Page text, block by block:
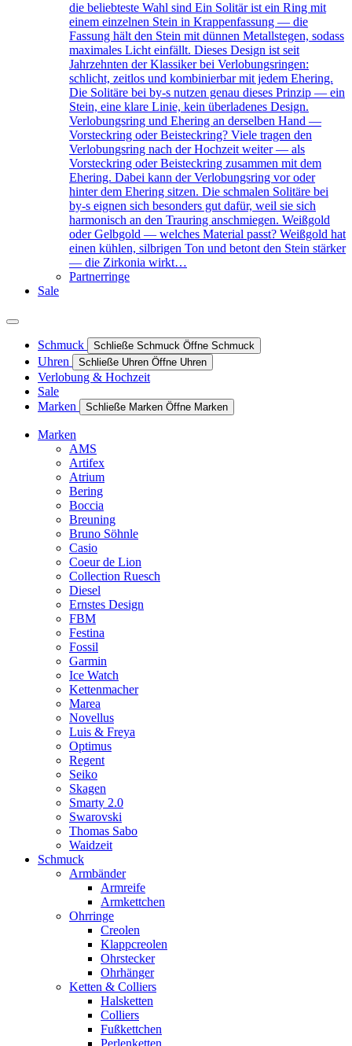
die beliebteste Wahl sind Ein Solitär ist ein Ring mit
einem einzelnen Stein in Krappenfassung — die
Fassung hält den Stein mit dünnen Metallstegen, sodass
maximales Licht einfällt. Dieses Design ist seit
Jahrzehnten der Klassiker bei Verlobungsringen:
schlicht, zeitlos und kombinierbar mit jedem Ehering.
Die Solitäre bei by-s nutzen genau dieses Prinzip — ein
Stein, eine klare Linie, kein überladenes Design.
Verlobungsring und Ehering an derselben Hand —
Vorsteckring oder Beisteckring? Viele tragen den
Verlobungsring nach der Hochzeit weiter — als
Vorsteckring oder Beisteckring zusammen mit dem
Ehering. Dabei kann der Verlobungsring vor oder
hinter dem Ehering sitzen. Die schmalen Solitäre bei
by-s eignen sich besonders gut dafür, weil sie sich
harmonisch an den Trauring anschmiegen. Weißgold
oder Gelbgold — welches Material passt? Weißgold hat
einen kühlen, silbrigen Ton und betont den Stein stärker
— die Zirkonia wirkt…
Partnerringe
Sale
Schmuck Schließe Schmuck Öffne Schmuck
Uhren Schließe Uhren Öffne Uhren
Verlobung & Hochzeit
Sale
Marken
Schließe Marken Öffne Marken
Marken
AMS
Artifex
Atrium
Bering
Boccia
Breuning
Bruno Söhnle
Casio
Coeur de Lion
Collection Ruesch
Diesel
Ernstes Design
FBM
Festina
Fossil
Garmin
Ice Watch
Kettenmacher
Marea
Novellus
Luis & Freya
Optimus
Regent
Seiko
Skagen
Smarty 2.0
Swarovski
Thomas Sabo
Waidzeit
Schmuck
Armbänder
Armreife
Armkettchen
Ohrringe
Creolen
Klappcreolen
Ohrstecker
Ohrhänger
Ketten & Colliers
Halsketten
Colliers
Fußkettchen
Perlenketten